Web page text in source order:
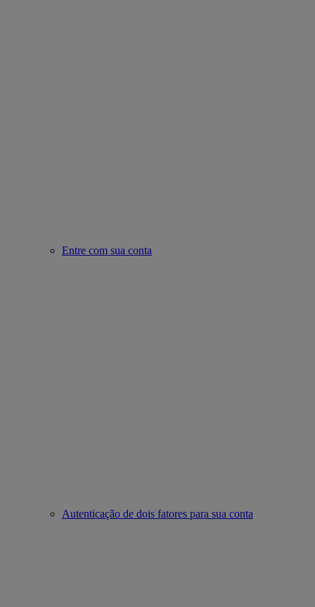
Entre com sua conta
Autenticação de dois fatores para sua conta